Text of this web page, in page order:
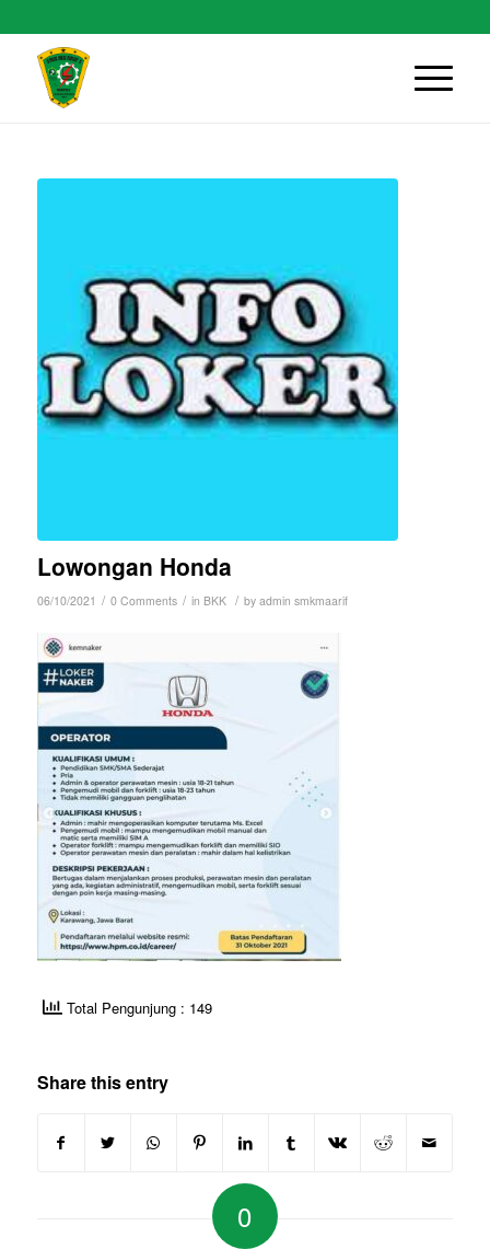
Lowongan Honda
06/10/2021 / 0 Comments / in BKK / by admin smkmaarif
Total Pengunjung : 149
Share this entry
0